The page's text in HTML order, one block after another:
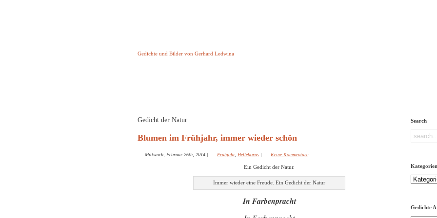
Gedichte und Bilder von Gerhard Ledwina
Gedicht der Natur
Blumen im Frühjahr, immer wieder schön
Mittwoch, Februar 26th, 2014 | Frühjahr, Helleborus | Keine Kommentare
Ein Gedicht der Natur.
Immer wieder eine Freude. Ein Gedicht der Natur
In Farbenpracht
Search
Kategorien
Kategorien
Gedichte